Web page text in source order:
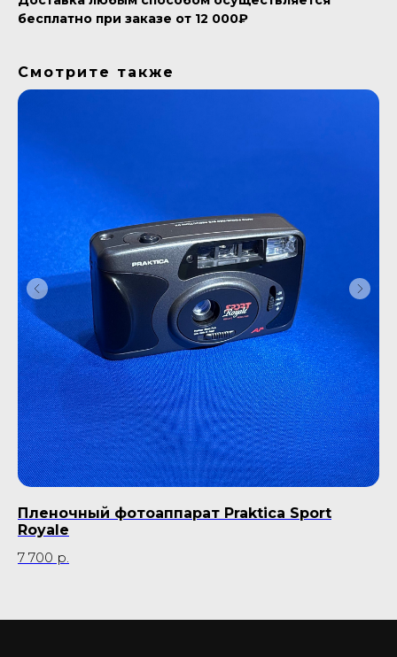
бесплатно при заказе от 12 000₽
Смотрите также
Пленочный фотоаппарат Praktica Sport
Royale
7 700 р.